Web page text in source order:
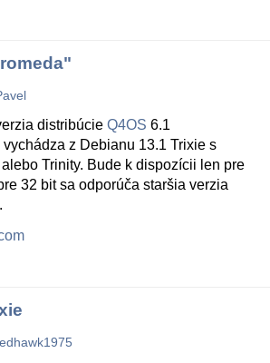
distribúcie Q4OS 6.1
z Debianu 13.1 Trixie s
Trinity. Bude k dispozícii len pre
32 bit sa odporúča staršia verzia